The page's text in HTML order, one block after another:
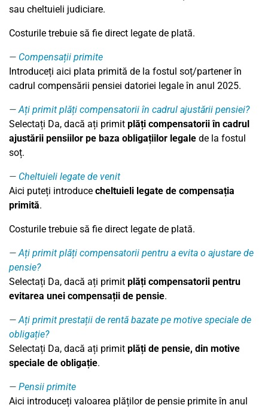
sau cheltuieli judiciare.
Costurile trebuie să fie direct legate de plată.
Compensații primite
Introduceți aici plata primită de la fostul soț/partener în
cadrul compensării pensiei datoriei legale în anul 2025.
Ați primit plăți compensatorii în cadrul ajustării pensiei?
Selectați Da, dacă ați primit plăți compensatorii în cadrul
ajustării pensiilor pe baza obligațiilor legale de la fostul
soț.
Cheltuieli legate de venit
Aici puteți introduce cheltuieli legate de compensația
primită.
Costurile trebuie să fie direct legate de plată.
Ați primit plăți compensatorii pentru a evita o ajustare de
pensie?
Selectați Da, dacă ați primit plăți compensatorii pentru
evitarea unei compensații de pensie.
Ați primit prestații de rentă bazate pe motive speciale de
obligație?
Selectați Da, dacă ați primit plăți de pensie, din motive
speciale de obligație.
Pensii primite
Aici introduceți valoarea plăților de pensie primite în anul